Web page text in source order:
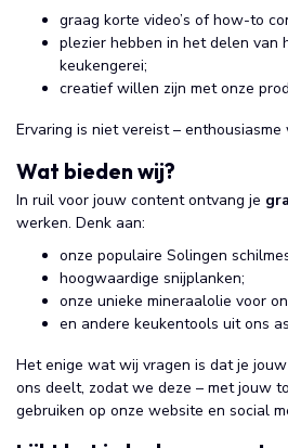
graag korte video’s of how-to
plezier hebben in het delen van
keukengerei;
creatief willen zijn met onze
Ervaring is niet vereist – enthousiasme
Wat bieden wij?
In ruil voor jouw content ontvang je
werken. Denk aan:
onze populaire Solingen
hoogwaardige snijplanken;
onze unieke mineraalolie voor
en andere keukentools uit ons
Het enige wat wij vragen is dat je
ons deelt, zodat we deze – met jouw
gebruiken op onze website en social